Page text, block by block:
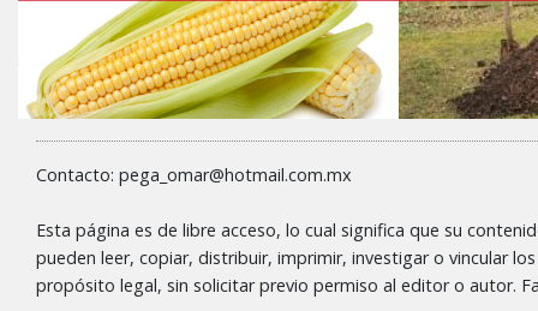
Contacto: pega_omar@hotmail.com.mx
Esta página es de libre acceso, lo cual significa que su
pueden leer, copiar, distribuir, imprimir, investigar o vincular
propósito legal, sin solicitar previo permiso al editor o autor.